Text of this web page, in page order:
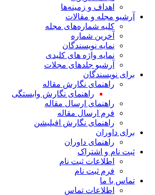
اهداف و زمینه‌ها
آرشیو مجله و مقالات
کلیه شماره‌های مجله
آخرین شماره
نمایه نویسندگان
نمایه واژه های کلیدی
آرشیو جلدهای مجلات
برای نویسندگان
راهنمای نگارش مقاله
راهنمای نگارش وابستگی
راهنمای ارسال مقاله
فرم ارسال مقاله
راهنمای نگارش افیلیشن
برای داوران
راهنمای داوران
ثبت نام و اشتراک
اطلاعات ثبت نام
فرم ثبت نام
تماس با ما
اطلاعات تماس